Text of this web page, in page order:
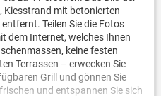
Kiesstrand mit betonierten
Teilen Sie die Fotos
dem Internet, welches Ihnen
keine festen
Terrassen – erwecken Sie
Grill und gönnen Sie
und entspannen Sie sich